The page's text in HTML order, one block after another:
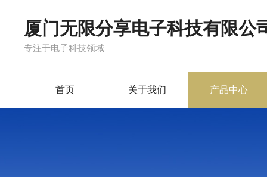
厦门无限分享电子科技有限公
专注于电子科技领域
首页 关于我们 产品中心